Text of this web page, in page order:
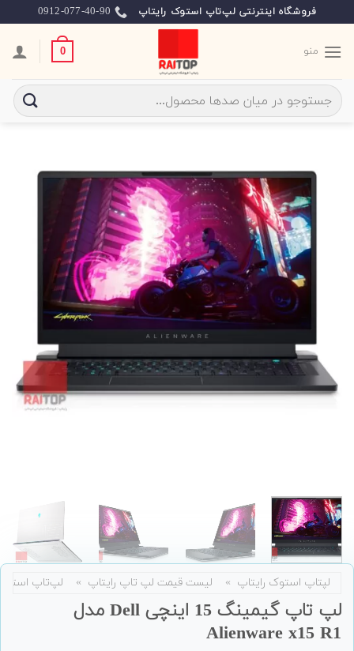
to
content
فروشگاه اینترنتی لپ‌تاپ استوک رایتاپ 0912-077-40-90
منو 0
جستجو
برای:
لپتاپ استوک رایتاپ » لیست قیمت لپ تاپ رایتاپ » لپ‌تاپ
لپ تاپ گیمینگ 15 اینچی Dell مدل
Alienware x15 R1